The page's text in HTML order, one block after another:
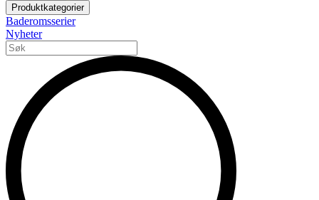
Produktkategorier
Baderomsserier
Nyheter